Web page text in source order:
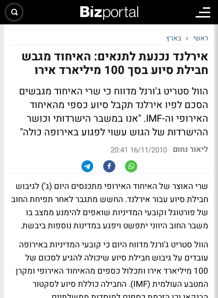
ראשי בארץ
אירלנד נכנעת לתנאים: האיחוד מגבש
חבילת סיוע בסך 100 מיליארד אירו
הוול סטריט ג'ורנל מדווח כי שרי האיחוד מגבשים
הסכם לפיו אירלנד תקבל סיוע כספי מהאיחוד
האירופי וה-IMF.
"אנו במשבר הישרדותי וכושר
ההישרדות של הגוש עשוי לפגוע באירופה כולה"
ליאור נחום |
16/11/2010 20:41
שרי האוצר של האיחוד האירופי מתכנסים היום (ג') לגיבוש
חבילת סיוע עבור אירלנד. החשש מתגבר לאחר תפיחת החוב
של פורטוגל וקובעי המדיניות שואפים להימנע ממצב בו
משבר החוב היווני יתפשט ויפגע במדינות נוספות ביבשת.
הוול סטריט ג'ורנל מדווח היום כי קובעי המדיניות באירופה
עובדים על גיבוש חבילת סיוע שיכולה להגיע לסכום של
100 מיליארד אירו ותכלול כספים מהאיחוד האירופי ומקרן
המטבע העולמית (IMF). החבילה כוללת סיוע לסקטור